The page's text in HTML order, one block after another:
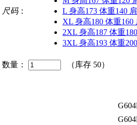
尺码：
L 身高173 体重140
XL 身高180 体重160
2XL 身高187 体重
3XL 身高193 体重
数量： （库存 50）